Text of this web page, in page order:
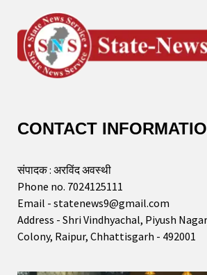
CONTACT
संपादक : अरविंद अवस्थी
Phone no. 7024125111
Email - statenews9@gmail.com
Address - Shri Vindhyachal, Piyush
Colony, Raipur, Chhattisgarh - 492001